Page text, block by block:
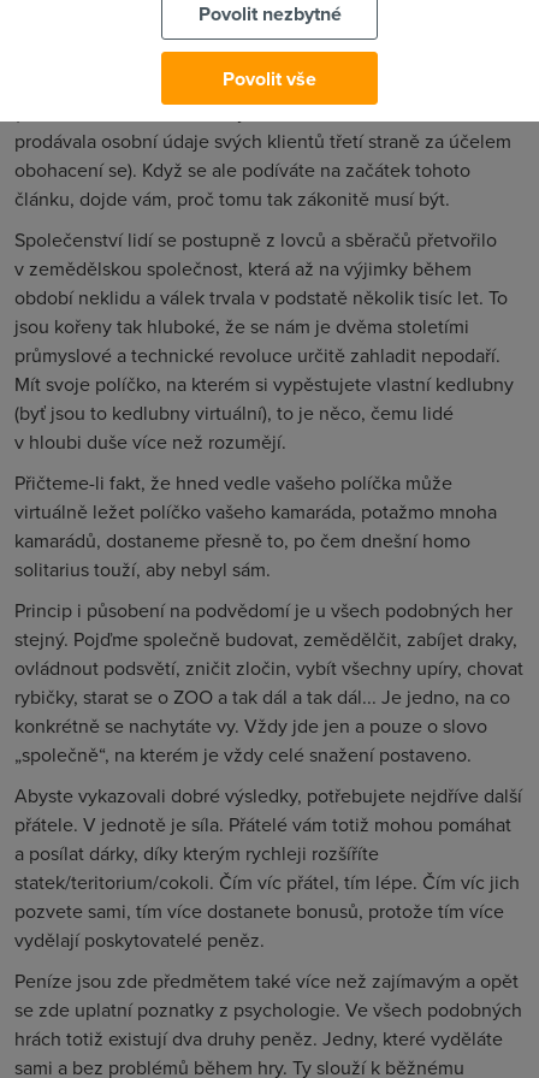
Čísla jsou závratná a počty hráčů jednotlivých úspěšných her
se pohybují v řádech desítek milionů lidí. Kupodivu
nejúspěšnější z nich je Farmville právě od společnosti Zynga
(která krom obrovské obliby čelí také obvinění z toho, že
prodávala osobní údaje svých klientů třetí straně za účelem
obohacení se). Když se ale podíváte na začátek tohoto
článku, dojde vám, proč tomu tak zákonitě musí být.
Společenství lidí se postupně z lovců a sběračů přetvořilo
v zemědělskou společnost, která až na výjimky během
období neklidu a válek trvala v podstatě několik tisíc let. To
jsou kořeny tak hluboké, že se nám je dvěma stoletími
průmyslové a technické revoluce určitě zahladit nepodaří.
Mít svoje políčko, na kterém si vypěstujete vlastní kedlubny
(byť jsou to kedlubny virtuální), to je něco, čemu lidé
v hloubi duše více než rozumějí.
Přičteme-li fakt, že hned vedle vašeho políčka může
virtuálně ležet políčko vašeho kamaráda, potažmo mnoha
kamarádů, dostaneme přesně to, po čem dnešní homo
solitarius touží, aby nebyl sám.
Princip i působení na podvědomí je u všech podobných her
stejný. Pojďme společně budovat, zemědělčit, zabíjet draky,
ovládnout podsvětí, zničit zločin, vybít všechny upíry, chovat
rybičky, starat se o ZOO a tak dál a tak dál... Je jedno, na co
konkrétně se nachytáte vy. Vždy jde jen a pouze o slovo
„společně“, na kterém je vždy celé snažení postaveno.
Abyste vykazovali dobré výsledky, potřebujete nejdříve další
přátele. V jednotě je síla. Přátelé vám totiž mohou pomáhat
a posílat dárky, díky kterým rychleji rozšíříte
statek/teritorium/cokoli. Čím víc přátel, tím lépe. Čím víc jich
pozvete sami, tím více dostanete bonusů, protože tím více
vydělají poskytovatelé peněz.
Peníze jsou zde předmětem také více než zajímavým a opět
se zde uplatní poznatky z psychologie. Ve všech podobných
hrách totiž existují dva druhy peněz. Jedny, které vyděláte
sami a bez problémů během hry. Ty slouží k běžnému
Povolit nezbytné
Povolit vše